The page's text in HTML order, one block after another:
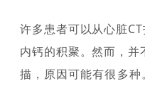
许多患者可以从心脏
内钙的积聚。然而，并
描，原因可能有很多